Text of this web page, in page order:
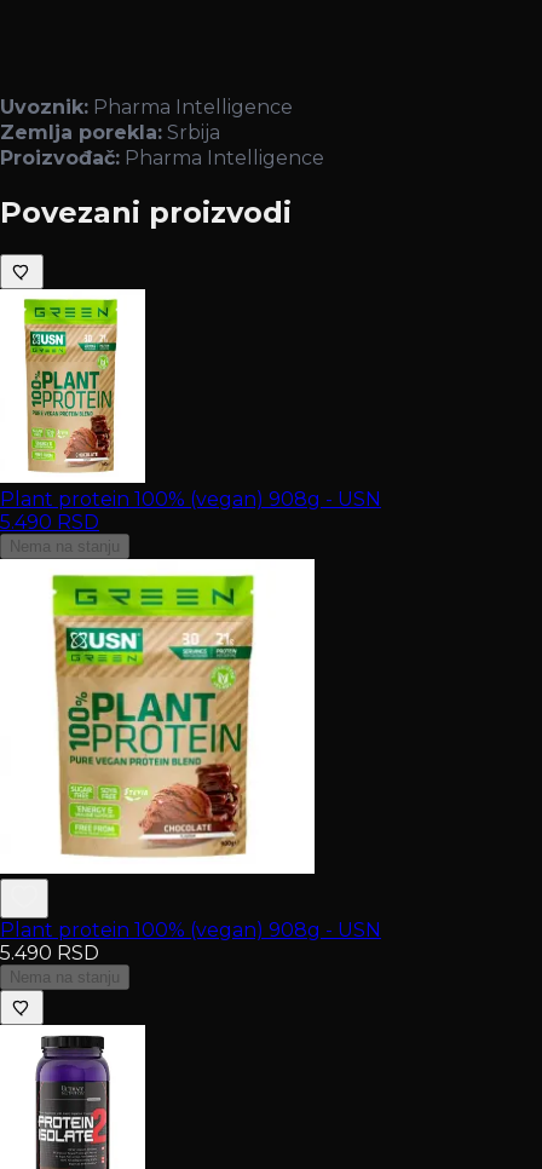
Uvoznik: Pharma Intelligence
Zemlja porekla: Srbija
Proizvođač: Pharma Intelligence
Povezani proizvodi
Plant protein 100% (vegan) 908g - USN
5.490 RSD
Nema na stanju
Plant protein 100% (vegan) 908g - USN
5.490 RSD
Nema na stanju